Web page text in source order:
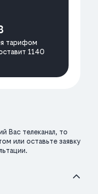
тарифом
1140
Вас телеканал, то
или оставьте заявку